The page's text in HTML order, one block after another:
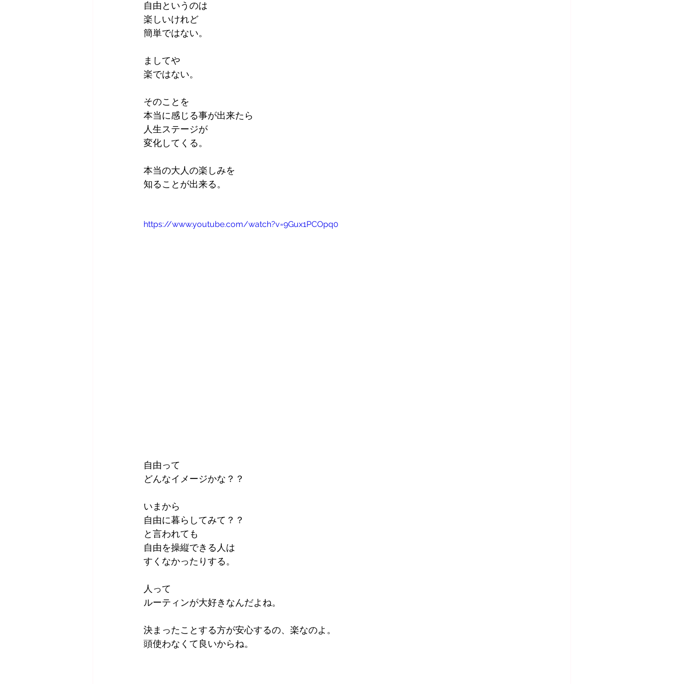
自由というのは
楽しいけれど
簡単ではない。
ましてや
楽ではない。
そのことを
本当に感じる事が出来たら
人生ステージが
変化してくる。
本当の大人の楽しみを
知ることが出来る。
https://www.youtube.com/watch?v=9Gux1PCOpq0
自由って
どんなイメージかな？？
いまから
自由に暮らしてみて？？
と言われても
自由を操縦できる人は
すくなかったりする。
人って
ルーティンが大好きなんだよね。
決まったことする方が安心するの、楽なのよ。
頭使わなくて良いからね。